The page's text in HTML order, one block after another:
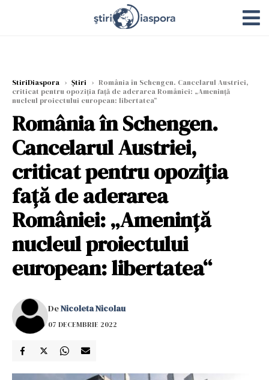
StiriDiaspora › Știri › România în Schengen. Cancelarul Austriei,
criticat pentru opoziţia faţă de aderarea României: „Ameninţă
nucleul proiectului european: libertatea“
România în Schengen.
Cancelarul Austriei,
criticat pentru opoziţia
faţă de aderarea
României: „Ameninţă
nucleul proiectului
european: libertatea“
DeNicoleta Nicolau
07 DECEMBRIE 2022